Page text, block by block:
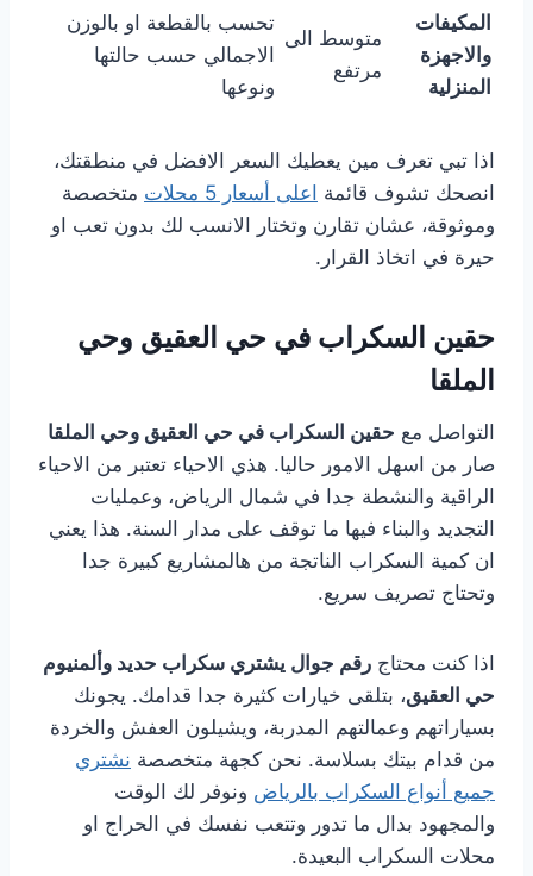
المكيفات
والاجهزة
المنزلية
متوسط الى
مرتفع
تحسب بالقطعة او بالوزن
الاجمالي حسب حالتها
ونوعها
اذا تبي تعرف مين يعطيك السعر الافضل في منطقتك،
انصحك تشوف قائمة اعلى أسعار 5 محلات
متخصصة
وموثوقة، عشان تقارن وتختار الانسب لك بدون تعب او
حيرة في اتخاذ القرار.
حقين السكراب في حي العقيق وحي
الملقا
التواصل مع حقين السكراب في حي العقيق وحي الملقا
صار من اسهل الامور حاليا. هذي الاحياء تعتبر من الاحياء
الراقية والنشطة جدا في شمال الرياض، وعمليات
التجديد والبناء فيها ما توقف على مدار السنة. هذا يعني
ان كمية السكراب الناتجة من هالمشاريع كبيرة جدا
وتحتاج تصريف سريع.
اذا كنت محتاج رقم جوال يشتري سكراب حديد وألمنيوم
حي العقيق، بتلقى خيارات كثيرة جدا قدامك. يجونك
بسياراتهم وعمالتهم المدربة، ويشيلون العفش والخردة
من قدام بيتك بسلاسة. نحن كجهة متخصصة نشتري
جميع أنواع السكراب بالرياض ونوفر لك الوقت
والمجهود بدال ما تدور وتتعب نفسك في الحراج او
محلات السكراب البعيدة.